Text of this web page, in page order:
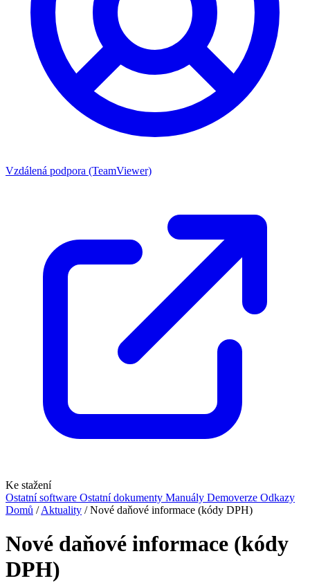
Vzdálená podpora (TeamViewer)
Ke stažení
Ostatní software Ostatní dokumenty Manuály Demoverze Odkazy
Domů / Aktuality / Nové daňové informace (kódy DPH)
Nové daňové informace (kódy
DPH)